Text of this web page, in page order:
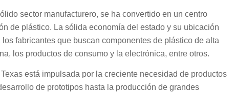
sector manufacturero, se ha convertido en un centro
de plástico. La sólida economía del estado y su ubicación
fabricantes que buscan componentes de plástico de alta
los productos de consumo y la electrónica, entre otros.
está impulsada por la creciente necesidad de productos
de prototipos hasta la producción de grandes